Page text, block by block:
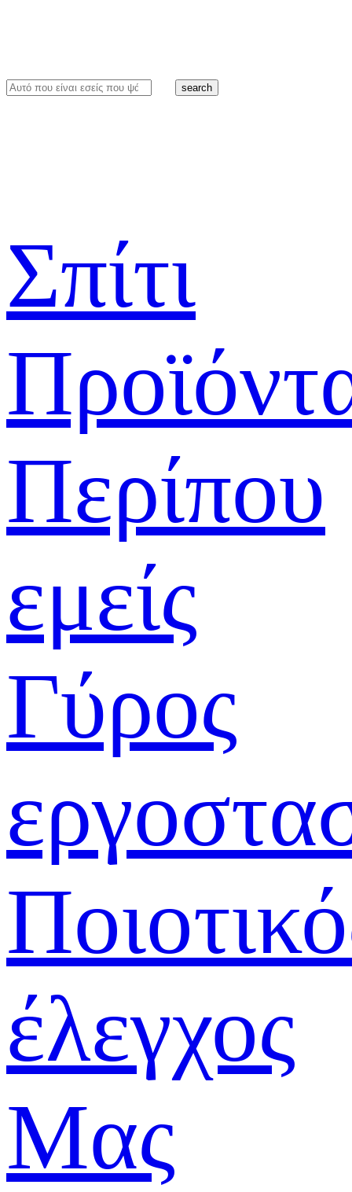
search
Σπίτι
Περίπου
εμείς
Γύρος
έλεγχος
Μας